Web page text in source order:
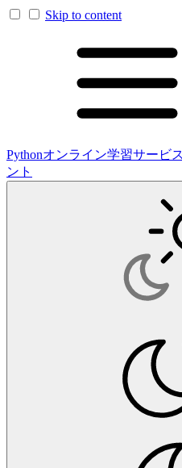
Skip to content
Pythonオンライン学習サービ
ント